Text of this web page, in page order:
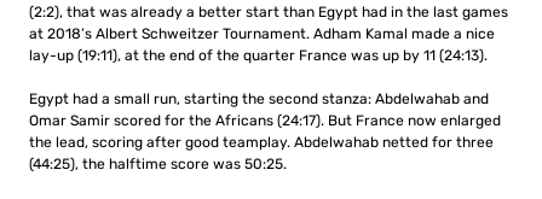
(2:2), that was already a better start than Egypt had in the last games
at 2018’s Albert Schweitzer Tournament. Adham Kamal made a nice
lay-up (19:11), at the end of the quarter France was up by 11 (24:13).
Egypt had a small run, starting the second stanza: Abdelwahab and
Omar Samir scored for the Africans (24:17). But France now enlarged
the lead, scoring after good teamplay. Abdelwahab netted for three
(44:25), the halftime score was 50:25.